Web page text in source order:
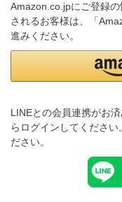
Amazon.co.jpにご登録
されるお客様は、「
進みください。
LINEとの会員連携がお
らログインしてください
ださい。